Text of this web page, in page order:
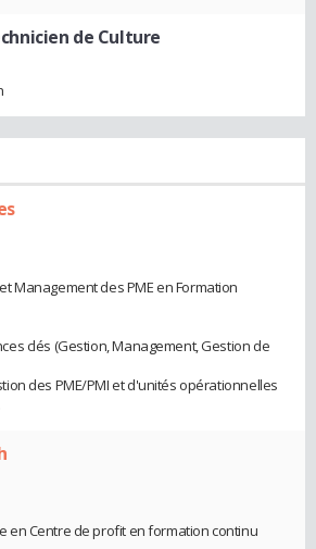
de Culture
Management des PME en Formation
clés (Gestion, Management, Gestion de
des PME/PMI et d'unités opérationnelles
en Centre de profit en formation continu